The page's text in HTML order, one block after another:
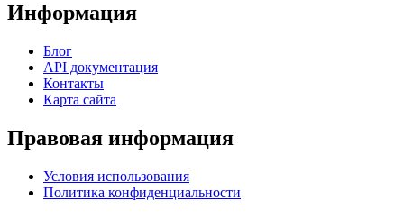
Информация
Блог
API документация
Контакты
Карта сайта
Правовая информация
Условия использования
Политика конфиденциальности